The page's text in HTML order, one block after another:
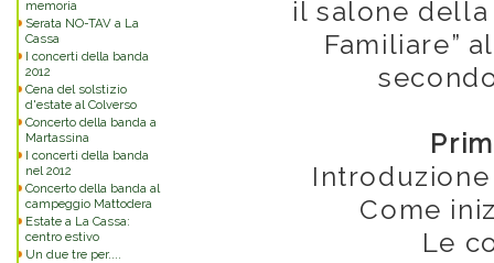
memoria
Serata NO-TAV a La
Cassa
I concerti della banda
2012
Cena del solstizio
d'estate al Colverso
Concerto della banda a
Martassina
I concerti della banda
nel 2012
Concerto della banda al
campeggio Mattodera
Estate a La Cassa:
centro estivo
Un due tre per....
il salone
Familiare”
Come
Le